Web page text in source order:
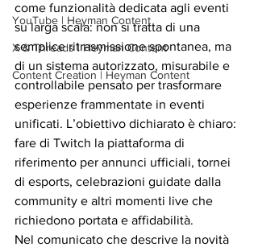
YouTube | Heyman Content
X & Threads | Heyman Content
Content Creation | Heyman Content
come funzionalità dedicata agli eventi
su larga scala: non si tratta di una
semplice ritrasmissione spontanea, ma
di un sistema autorizzato, misurabile e
controllabile pensato per trasformare
esperienze frammentate in eventi
unificati. L’obiettivo dichiarato è chiaro:
fare di Twitch la piattaforma di
riferimento per annunci ufficiali, tornei
di esports, celebrazioni guidate dalla
community e altri momenti live che
richiedono portata e affidabilità.
Nel comunicato che descrive la novità